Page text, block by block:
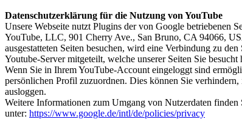
Datenschutzerklärung für die Nutzung von YouTube
Unsere Webseite nutzt Plugins der von Google betriebenen
YouTube, LLC, 901 Cherry Ave., San Bruno, CA 94066,
ausgestatteten Seiten besuchen, wird eine Verbindung zu
Youtube-Server mitgeteilt, welche unserer Seiten Sie besucht
Wenn Sie in Ihrem YouTube-Account eingeloggt sind
persönlichen Profil zuzuordnen. Dies können Sie
ausloggen.
Weitere Informationen zum Umgang von Nutzerdaten
unter: https://www.google.de/intl/de/policies/privacy